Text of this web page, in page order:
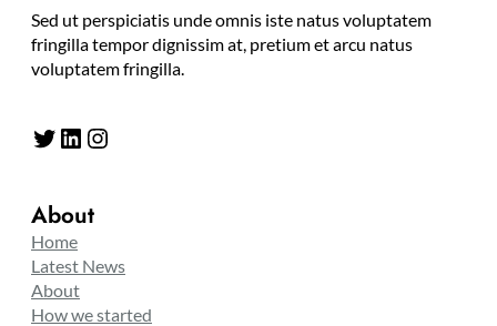
Sed ut perspiciatis unde omnis iste natus voluptatem
fringilla tempor dignissim at, pretium et arcu natus
voluptatem fringilla.
Twitter LinkedIn Instagram
About
Home
Latest News
About
How we started